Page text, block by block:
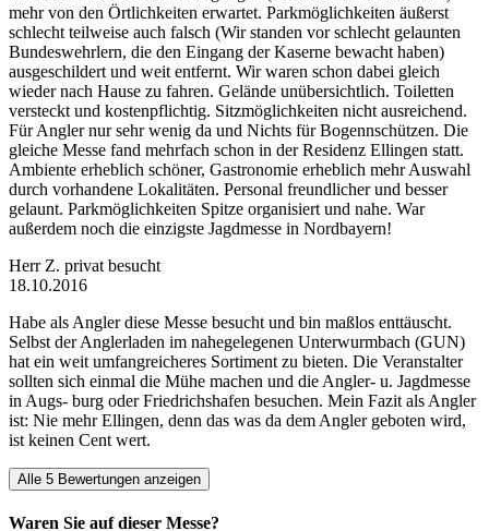
mehr von den Örtlichkeiten erwartet. Parkmöglichkeiten äußerst
schlecht teilweise auch falsch (Wir standen vor schlecht gelaunten
Bundeswehrlern, die den Eingang der Kaserne bewacht haben)
ausgeschildert und weit entfernt. Wir waren schon dabei gleich
wieder nach Hause zu fahren. Gelände unübersichtlich. Toiletten
versteckt und kostenpflichtig. Sitzmöglichkeiten nicht ausreichend.
Für Angler nur sehr wenig da und Nichts für Bogennschützen. Die
gleiche Messe fand mehrfach schon in der Residenz Ellingen statt.
Ambiente erheblich schöner, Gastronomie erheblich mehr Auswahl
durch vorhandene Lokalitäten. Personal freundlicher und besser
gelaunt. Parkmöglichkeiten Spitze organisiert und nahe. War
außerdem noch die einzigste Jagdmesse in Nordbayern!
Herr Z. privat besucht
18.10.2016
Habe als Angler diese Messe besucht und bin maßlos enttäuscht.
Selbst der Anglerladen im nahegelegenen Unterwurmbach (GUN)
hat ein weit umfangreicheres Sortiment zu bieten. Die Veranstalter
sollten sich einmal die Mühe machen und die Angler- u. Jagdmesse
in Augs- burg oder Friedrichshafen besuchen. Mein Fazit als Angler
ist: Nie mehr Ellingen, denn das was da dem Angler geboten wird,
ist keinen Cent wert.
Alle 5 Bewertungen anzeigen
Waren Sie auf dieser Messe?